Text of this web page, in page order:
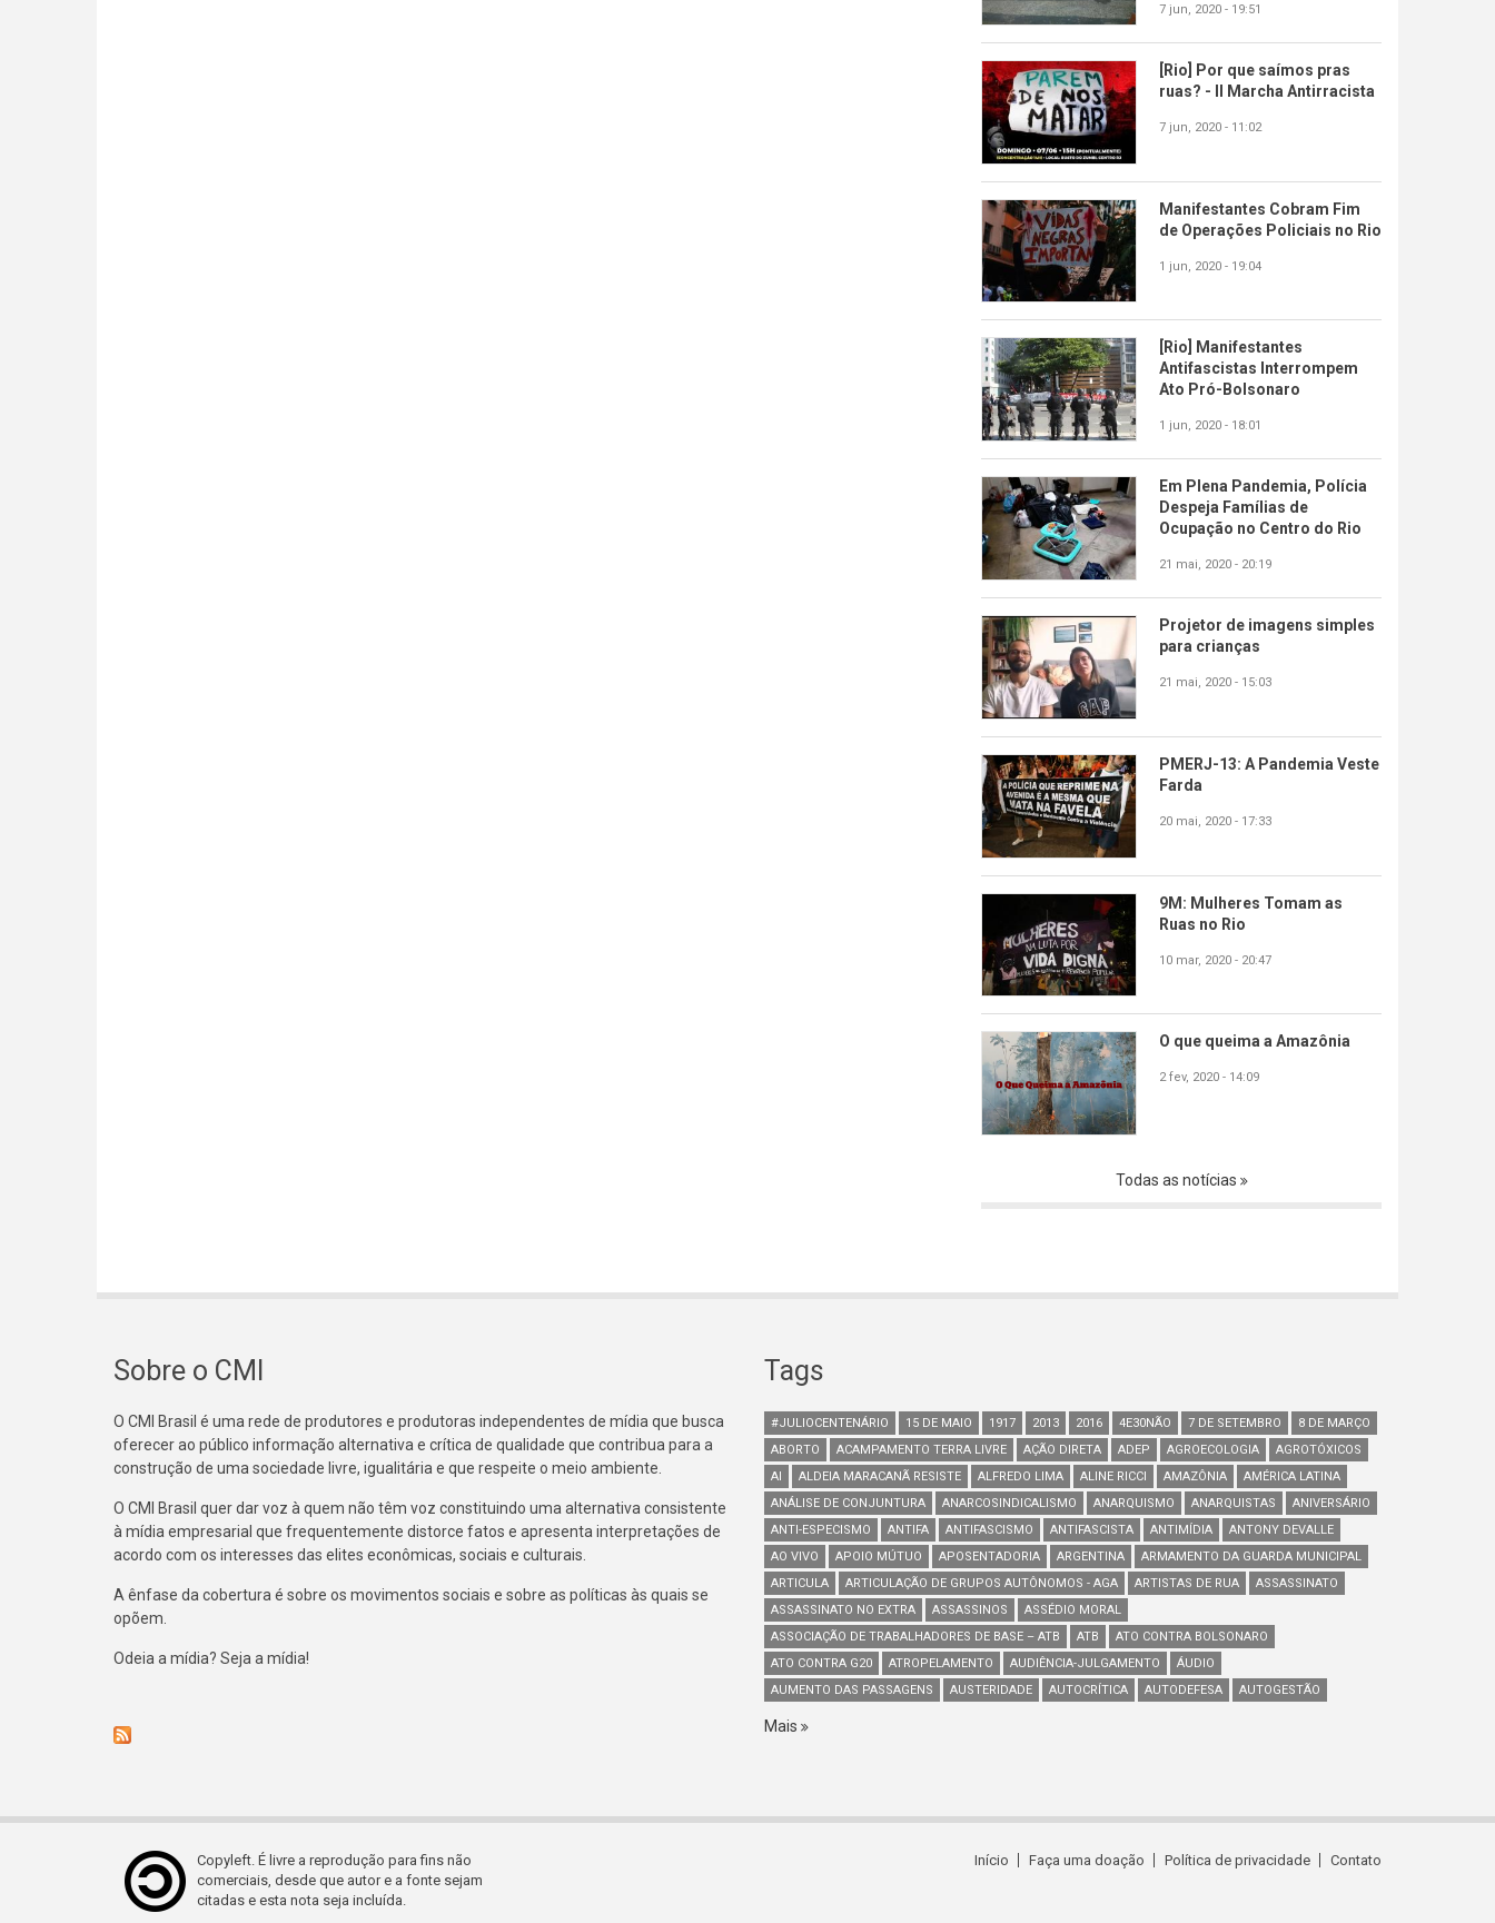
7 jun, 2020 - 19:51
[Rio] Por que saímos pras
ruas? - II Marcha Antirracista
7 jun, 2020 - 11:02
Manifestantes Cobram Fim
de Operações Policiais no Rio
1 jun, 2020 - 19:04
[Rio] Manifestantes
Antifascistas Interrompem
Ato Pró-Bolsonaro
1 jun, 2020 - 18:01
Em Plena Pandemia, Polícia
Despeja Famílias de
Ocupação no Centro do Rio
21 mai, 2020 - 20:19
Projetor de imagens simples
para crianças
21 mai, 2020 - 15:03
PMERJ-13: A Pandemia Veste
Farda
20 mai, 2020 - 17:33
9M: Mulheres Tomam as
Ruas no Rio
10 mar, 2020 - 20:47
O que queima a Amazônia
2 fev, 2020 - 14:09
Todas as notícias
Sobre o CMI
O CMI Brasil é uma rede de produtores e produtoras independentes de mídia que busca
oferecer ao público informação alternativa e crítica de qualidade que contribua para a
construção de uma sociedade livre, igualitária e que respeite o meio ambiente.
O CMI Brasil quer dar voz à quem não têm voz constituindo uma alternativa consistente
à mídia empresarial que frequentemente distorce fatos e apresenta interpretações de
acordo com os interesses das elites econômicas, sociais e culturais.
A ênfase da cobertura é sobre os movimentos sociais e sobre as políticas às quais se
opõem.
Odeia a mídia? Seja a mídia!
Tags
#JULIOCENTENÁRIO 15 DE MAIO 1917 2013 2016 4E30NÃO 7 DE SETEMBRO
8 DE MARÇO
ABORTO
ACAMPAMENTO TERRA LIVRE AÇÃO DIRETA ADEP AGROECOLOGIA
AGROTÓXICOS
AI
ALDEIA MARACANÃ RESISTE ALFREDO LIMA ALINE RICCI AMAZÔNIA
AMÉRICA LATINA
ANÁLISE DE CONJUNTURA
ANARCOSINDICALISMO ANARQUISMO ANARQUISTAS
ANIVERSÁRIO
ANTI-ESPECISMO
ANTIFA ANTIFASCISMO ANTIFASCISTA ANTIMÍDIA
ANTONY DEVALLE
AO VIVO
APOIO MÚTUO APOSENTADORIA ARGENTINA
ARMAMENTO DA GUARDA MUNICIPAL
ARTICULA
ARTICULAÇÃO DE GRUPOS AUTÔNOMOS - AGA ARTISTAS DE RUA
ASSASSINATO
ASSASSINATO NO EXTRA
ASSASSINOS
ASSÉDIO MORAL
ASSOCIAÇÃO DE TRABALHADORES DE BASE – ATB
ATB
ATO CONTRA BOLSONARO
ATO CONTRA G20
ATROPELAMENTO AUDIÊNCIA-JULGAMENTO
ÁUDIO
AUMENTO DAS PASSAGENS
AUSTERIDADE AUTOCRÍTICA AUTODEFESA AUTOGESTÃO
Mais
Copyleft. É livre a reprodução para fins não
comerciais, desde que autor e a fonte sejam
citadas e esta nota seja incluída.
Início Faça uma doação Política de privacidade Contato